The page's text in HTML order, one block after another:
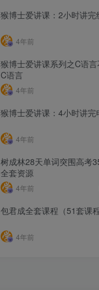
猴博士爱讲课：2小时讲完
4年前
猴博士爱讲课系列之C语
C语言
4年前
猴博士爱讲课：4小时讲完
4年前
树成林28天单词突围高考
全套资源
4年前
包君成全套课程（51套课程
4年前